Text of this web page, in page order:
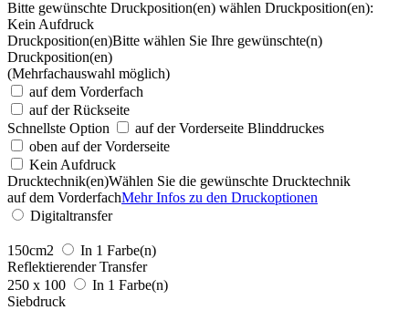
Bitte gewünschte Druckposition(en) wählen Druckposition(en):
Kein Aufdruck
Druckposition(en)Bitte wählen Sie Ihre gewünschte(n)
Druckposition(en)
(Mehrfachauswahl möglich)
auf dem Vorderfach
auf der Rückseite
Schnellste Option
auf der Vorderseite Blinddruckes
oben auf der Vorderseite
Kein Aufdruck
Drucktechnik(en)Wählen Sie die gewünschte Drucktechnik
auf dem VorderfachMehr Infos zu den Druckoptionen
Digitaltransfer
150cm2
In 1 Farbe(n)
Reflektierender Transfer
250 x 100
In 1 Farbe(n)
Siebdruck